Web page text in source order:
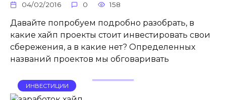
04/02/2016 0 158
Давайте попробуем подробно разобрать, в
какие хайп проекты стоит инвестировать свои
сбережения, а в какие нет? Определенных
названий проектов мы обговаривать
ИНВЕСТИЦИИ